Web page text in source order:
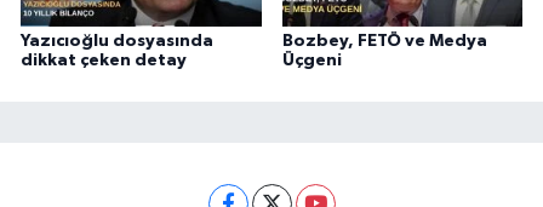
Yazıcıoğlu dosyasında
dikkat çeken detay
Bozbey, FETÖ ve Medya
Üçgeni